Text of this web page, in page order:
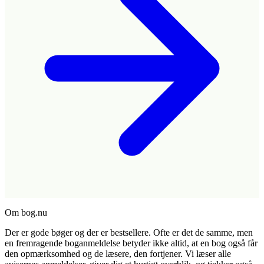
Om bog.nu
Der er gode bøger og der er bestsellere. Ofte er det de samme, men
en fremragende boganmeldelse betyder ikke altid, at en bog også får
den opmærksomhed og de læsere, den fortjener. Vi læser alle